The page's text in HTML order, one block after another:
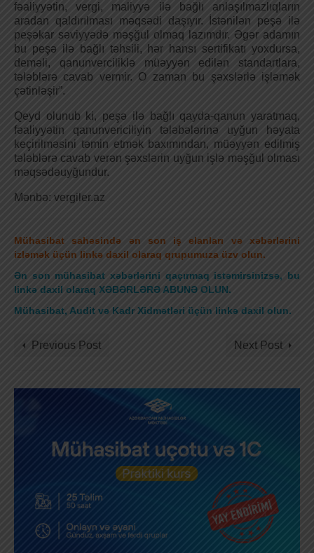
fəaliyyətin, vergi, maliyyə ilə bağlı anlaşılmazlıqların
aradan qaldırılması məqsədi daşıyır. İstənilən peşə ilə
peşəkar səviyyədə məşğul olmaq lazımdır. Əgər adamın
bu peşə ilə bağlı təhsili, hər hansı sertifikatı yoxdursa,
deməli, qanunverciliklə müəyyən edilən standartlara,
tələblərə cavab vermir. O zaman bu şəxslərlə işləmək
çətinləşir”.
Qeyd olunub ki, peşə ilə bağlı qayda-qanun yaratmaq,
fəaliyyətin qanunvericiliyin tələbələrinə uyğun həyata
keçirilməsini təmin etmək baxımından, müəyyən edilmiş
tələblərə cavab verən şəxslərin uyğun işlə məşğul olması
məqsədəuyğundur.
Mənbə: vergiler.az
Mühasibat sahəsində ən son iş elanları və xəbərlərini
izləmək üçün linkə daxil olaraq qrupumuza üzv olun.
Ən son mühasibat xəbərlərini qaçırmaq istəmirsinizsə, bu
linkə daxil olaraq XƏBƏRLƏRƏ ABUNƏ OLUN.
Mühasibat, Audit və Kadr Xidmətləri üçün linkə daxil olun.
Previous Post Next Post